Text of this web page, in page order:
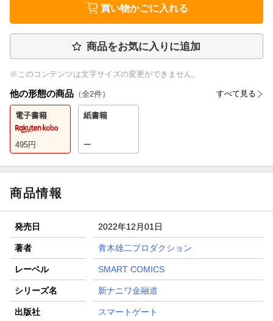
買い物かごに入れる
商品をお気に入りに追加
※このコンテンツは文字サイズの変更ができません。
他の形態の商品 （全2件） すべて見る
電子書籍
495円
紙書籍
ー
商品情報
発売日 2022年12月01日
著者 青木雄二プロダクション
レーベル SMART COMICS
シリーズ名 新ナニワ金融道
出版社 スマートゲート